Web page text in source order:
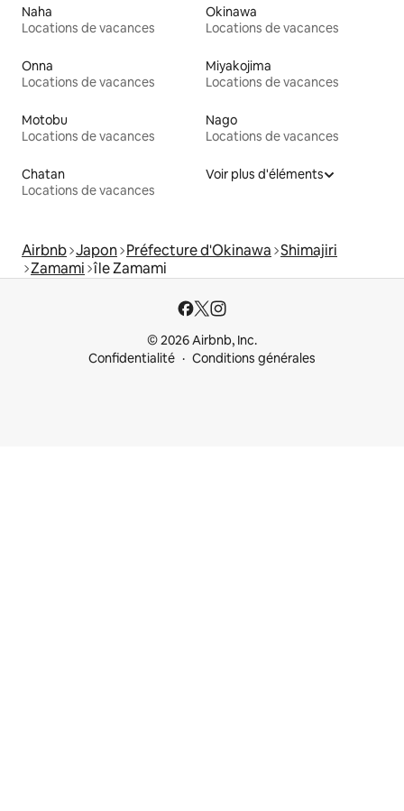
Naha
Locations de vacances
Okinawa
Locations de vacances
Onna
Locations de vacances
Miyakojima
Locations de vacances
Motobu
Locations de vacances
Nago
Locations de vacances
Chatan
Locations de vacances
Voir plus d'éléments
Airbnb Japon Préfecture d'Okinawa Shimajiri
Zamami île Zamami
© 2026 Airbnb, Inc.
Confidentialité
Conditions générales